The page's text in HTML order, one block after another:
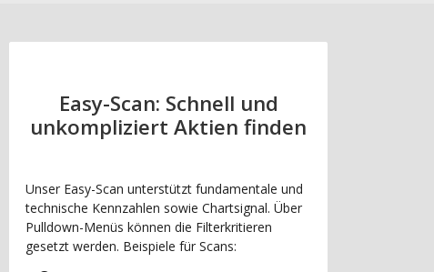
Easy-Scan: Schnell und
unkompliziert Aktien finden
Unser Easy-Scan unterstützt fundamentale und
technische Kennzahlen sowie Chartsignal. Über
Pulldown-Menüs können die Filterkritieren
gesetzt werden. Beispiele für Scans: